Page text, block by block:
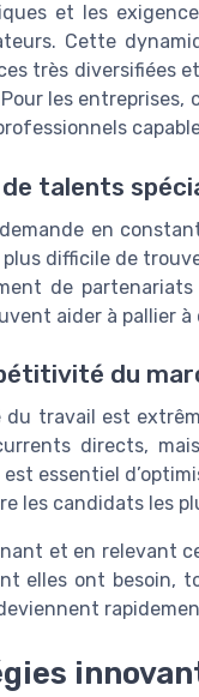
et les
Cette
très diversifiées
les entreprises,
talents
en
difficile de
de
aider à pallier
du
du travail est
directs,
essentiel
les candidats les
et en relevant
elles ont besoin,